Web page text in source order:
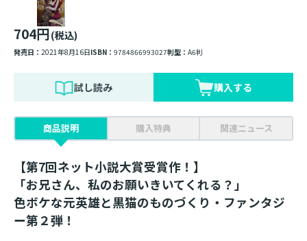
704円(税込)
発売日： 2021年8月16日ISBN： 9784866993027判型： A6判
試し読み 購入する
商品説明 購入特典 関連ニュース
【第7回ネット小説大賞受賞作！】
「お兄さん、私のお願いきいてくれる？」
色ボケな元英雄と黒猫のものづくり・ファンタジ
ー第２弾！